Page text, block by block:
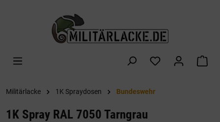
Militärlacke 1K Spraydosen Bundeswehr
1K Spray RAL 7050 Tarngrau